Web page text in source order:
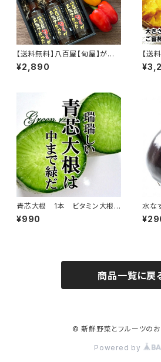
【送料無料】八百屋【旬屋】が本
気で作った淡路島たまねぎドレ
ッシング（３本入）ギフトボックス
わせ 調味料 ギフトセット 熨斗
のし 出産内祝い 結婚内祝い お
返し 香典返し 粗供養 回忌法要
法事 快気祝い ご挨拶 メッセー
ジカード】
¥2,890
【送
5kg
青芯大根 1本 ビタミン大根
サラダ インスタ映え
¥990
水な
子 水
商品一覧に戻
© 新鮮野菜とフルーツの
Powered by